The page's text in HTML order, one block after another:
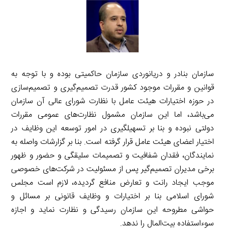
سازمان بنادر و دریانوردی سازمان حاکمیتی بوده و با توجه به
قوانین و مقررات موجود کشور قدرت تصمیم‌گیری و تصمیم‌سازی
در حوزه اختیارات هیئت عامل با نظارت شورای عالی آن سازمان
می‌باشد، اما این سازمان مشمول نظارت‌های عمومی مقررات
دولتی نبوده و بنا بر تسهیلگیری در امور توسعه این وظایف در
اختیار اعضای هیئت عامل قرار گرفته است. بنا بر گزارشات واصله به
نمایندگان، فقدان شفافیت و تصمیمات سلیقگی و حضور و ظهور
برخی مدیران تصمیم‌گیر پس از مسئولیت در شرکت‌های خصوصی
موجب ایجاد رانت و تعارض منافع گردیده، لازم است مجلس
شورای اسلامی بنا بر اختیارات و وظایف قانونی بر مسائل و
حواشی مطروحه این سازمان رسیدگی و نظارت نماید و اجازه
سوءاستفاده بیت‌المال را ندهد.